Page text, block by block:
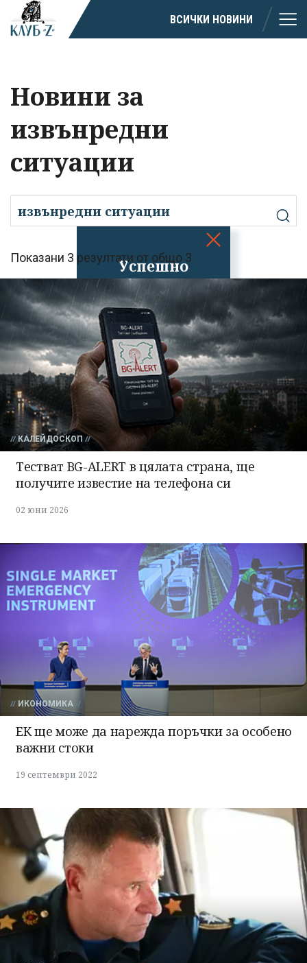
Успешно
излязохте от
профила си!
ВСИЧКИ НОВИНИ
Новини за
извънредни
ситуации
Показани 3 резултати от общо 3
КАЛЕЙДОСКОП
Тестват BG-ALERT в цялата страна, ще
получите известие на телефона си
02 юни 2026
ИКОНОМИКА
ЕК ще може да нарежда поръчки за особено
важни стоки
19 септември 2022